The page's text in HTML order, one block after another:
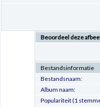
Beoordeel deze
Bestandsinformatie
Bestandsnaam:
Album naam:
Populariteit (1